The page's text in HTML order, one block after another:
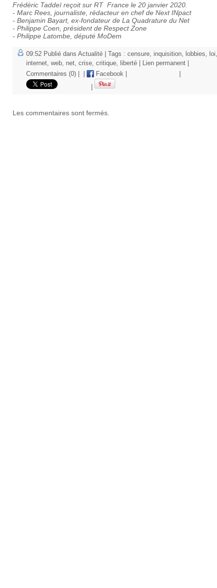
Frédéric Taddeï reçoit sur RT France le 20 janvier 2020.
- Marc Rees, journaliste, rédacteur en chef de Next INpact
- Benjamin Bayart, ex-fondateur de La Quadrature du Net
- Philippe Coen, président de Respect Zone
- Philippe Latombe, député MoDem
09:52 Publié dans Actualité | Tags : censure inquisition lobbies loi
internet web net crise critique liberté Lien permanent
Commentaires (0)
Facebook
Les commentaires sont fermés.